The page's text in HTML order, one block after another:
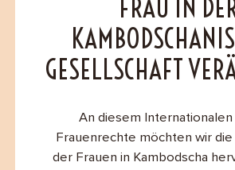
Contact
FRAU IN
GESELLSCHAFT
An diesem Internationalen
Frauenrechte möchten wir
der Frauen in Kambodscha